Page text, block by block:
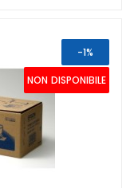
NON DISPONIBILE
-1%